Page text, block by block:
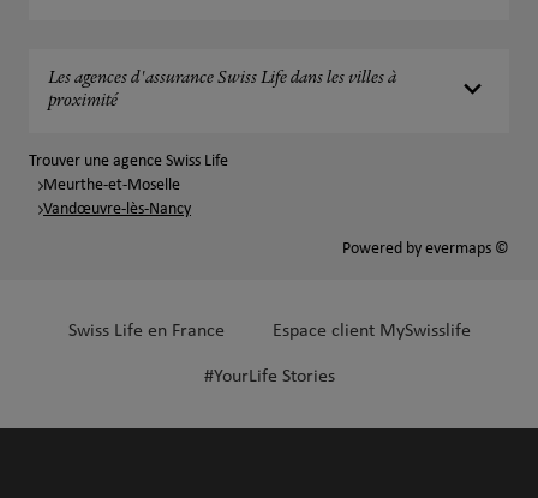
Les agences d'assurance Swiss Life dans les villes à
proximité
Trouver une agence Swiss Life
Meurthe-et-Moselle
Vandœuvre-lès-Nancy
Powered by evermaps ©
Swiss Life en France Espace client MySwisslife
#YourLife Stories